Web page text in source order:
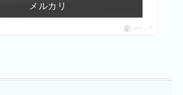
メルカリ
ポチップ